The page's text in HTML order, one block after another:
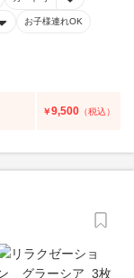
お子様連れOK
￥9,500 （税込）